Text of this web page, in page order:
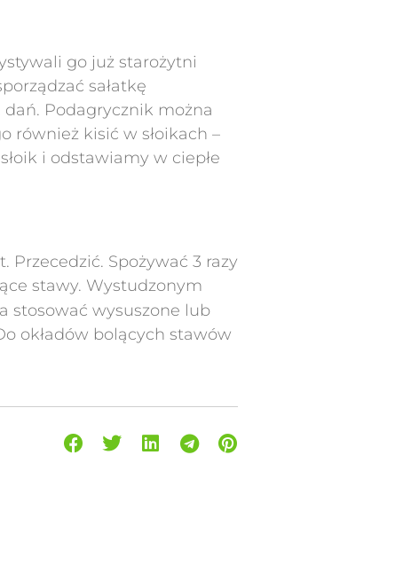
go już starożytni
sałatkę
Podagrycznik można
również kisić w słoikach –
i odstawiamy w ciepłe
Przecedzić. Spożywać 3 razy
stawy. Wystudzonym
stosować wysuszone lub
okładów bolących stawów